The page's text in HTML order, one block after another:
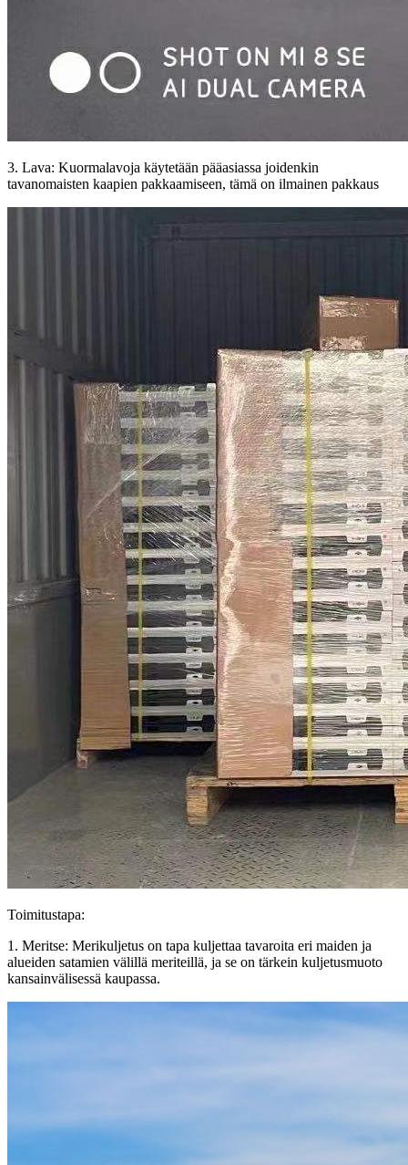
3. Lava: Kuormalavoja käytetään pääasiassa joidenkin
tavanomaisten kaapien pakkaamiseen, tämä on ilmainen pakkaus
Toimitustapa:
1. Meritse: Merikuljetus on tapa kuljettaa tavaroita eri maiden ja
alueiden satamien välillä meriteillä, ja se on tärkein kuljetusmuoto
kansainvälisessä kaupassa.